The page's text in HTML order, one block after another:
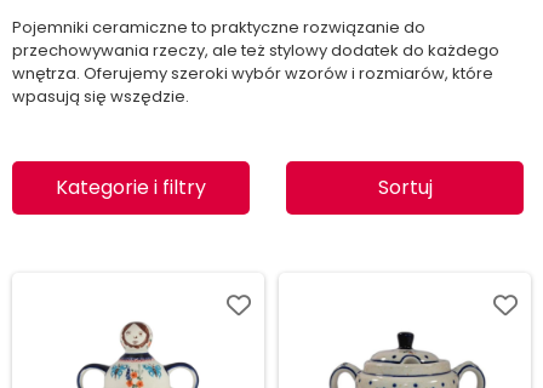
Pojemniki ceramiczne to praktyczne rozwiązanie do
przechowywania rzeczy, ale też stylowy dodatek do każdego
wnętrza. Oferujemy szeroki wybór wzorów i rozmiarów, które
wpasują się wszędzie.
Kategorie i filtry Sortuj